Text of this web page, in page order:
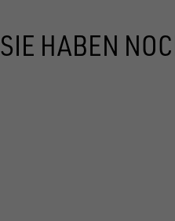
SIE HABEN